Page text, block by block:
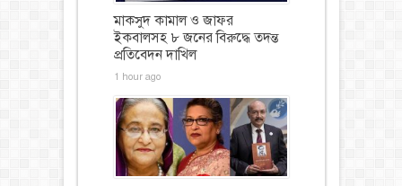
মাকসুদ কামাল ও জাফর
ইকবালসহ ৮ জনের বিরুদ্ধে তদন্ত
প্রতিবেদন দাখিল
1 hour ago